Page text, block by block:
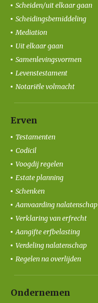
Scheiden/uit elkaar gaan
Scheidingsbemiddeling
Mediation
Uit elkaar gaan
Samenlevingsvormen
Levenstestament
Notariële volmacht
Erven
Testamenten
Codicil
Voogdij regelen
Estate planning
Schenken
Aanvaarding nalatenschap
Verklaring van erfrecht
Aangifte erfbelasting
Verdeling nalatenschap
Regelen na overlijden
Ondernemen